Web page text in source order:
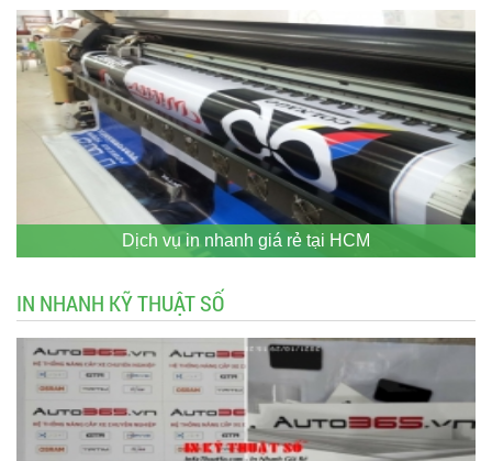
Dịch vụ in nhanh giá rẻ tại HCM
IN NHANH KỸ THUẬT SỐ